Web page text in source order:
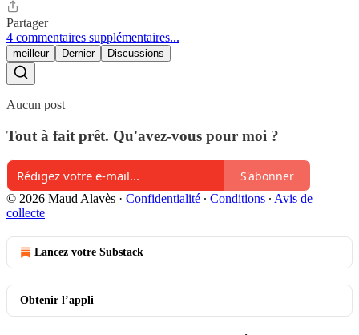
Partager
4 commentaires supplémentaires...
meilleur Dernier Discussions
Aucun post
Tout à fait prêt. Qu'avez-vous pour moi ?
S'abonner
© 2026 Maud Alavès · Confidentialité ∙ Conditions ∙ Avis de
collecte
Lancez votre Substack
Obtenir l’appli